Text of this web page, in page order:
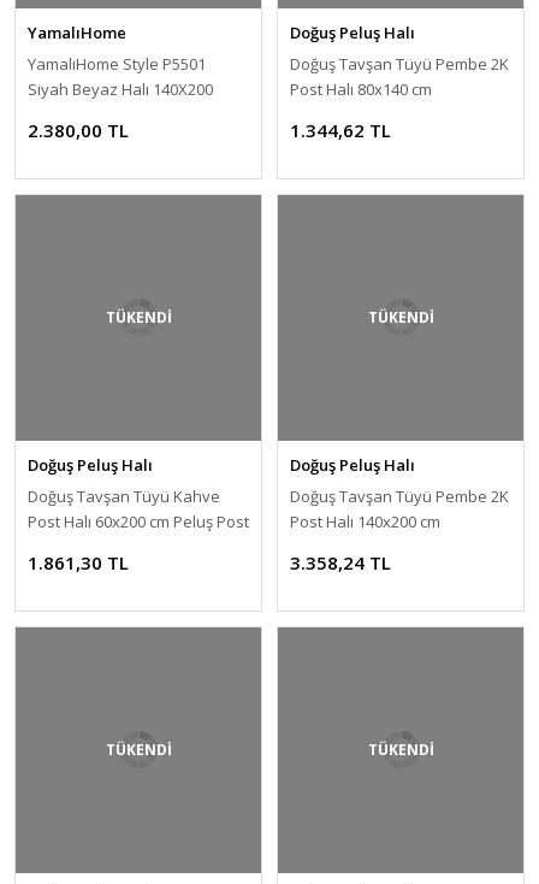
YamalıHome
YamalıHome Style P5501
Siyah Beyaz Halı 140X200
2.380,00 TL
Doğuş Peluş Halı
Doğuş Tavşan Tüyü Pembe 2K
Post Halı 80x140 cm
1.344,62 TL
TÜKENDİ
Doğuş Peluş Halı
Doğuş Tavşan Tüyü Kahve
Post Halı 60x200 cm Peluş Post
1.861,30 TL
TÜKENDİ
Doğuş Peluş Halı
Doğuş Tavşan Tüyü Pembe 2K
Post Halı 140x200 cm
3.358,24 TL
TÜKENDİ TÜKENDİ